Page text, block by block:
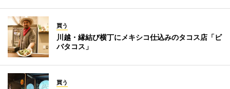
買う
川越・縁結び横丁にメキシコ仕込みのタコス店「ビ
バタコス」
買う